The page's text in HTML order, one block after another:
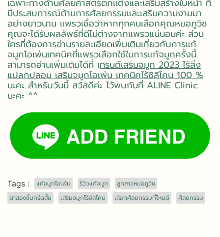
เฉพาะทางด้านศัลยศาสตร์ตกแต่งและเสริมสร้างใบหน้า ที่
มีประสบการณ์ด้านการศัลยกรรมและเสริมความงามมา
อย่างยาวนาน แพรวเชื่อว่าหากทุกคนเลือกคุณหมอภูวิช
คุณจะได้รับผลลัพธ์ที่ดีไม่ต่างจากแพรวแน่นอนค่ะ ส่วน
ใครที่ต้องการอ่านรายละเอียดเพิ่มเติมเกี่ยวกับการแก้
จมูกโอเพ่นเทคนิคที่แพรวเลือกใช้ในการแก้จมูกครั้งนี้
สามารถอ่านเพิ่มเติมได้ที่ เทรนด์เสริมจมูก 2023 ไร้สิ่ง
แปลกปลอม เสริมจมูกโอเพ่น เทคนิคไร้ซิลิโคน 100 %
นะคะ สำหรับวันนี้ สวัสดีค่ะ ไว้พบกันที่ ALINE Clinic
นะคะ ^^
Tags : แก้จมูกโอเพ่น รีวิวแก้จมูก
ลูกสาวหมอภูวิช
ตาสองชั้นกรีดสั้น
เสริมจมูกไร้ซิลิโคน เลือกศัลยกรรมที่ไหนดี ศัลยกรรม